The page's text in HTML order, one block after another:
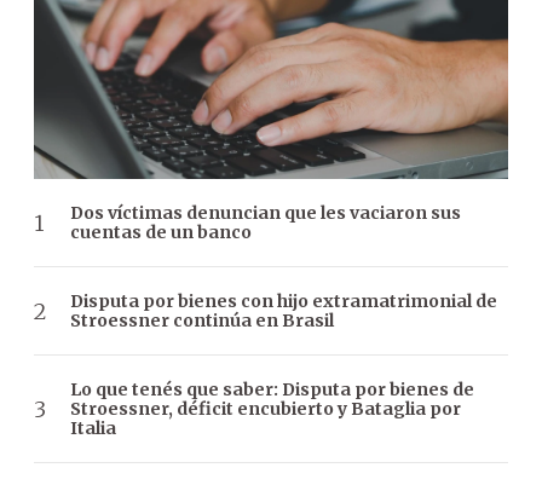
Dos víctimas denuncian que les vaciaron sus
cuentas de un banco
Disputa por bienes con hijo extramatrimonial de
Stroessner continúa en Brasil
Lo que tenés que saber: Disputa por bienes de
Stroessner, déficit encubierto y Bataglia por
Italia